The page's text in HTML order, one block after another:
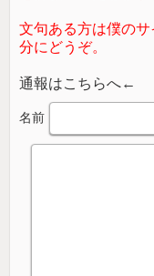
文句ある方は僕の
分にどうぞ。
通報はこちらへ←
名前